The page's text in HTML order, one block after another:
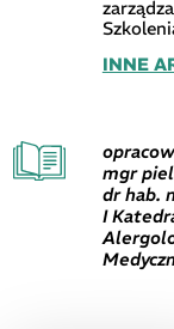
INNE
mgr
dr hab.
I